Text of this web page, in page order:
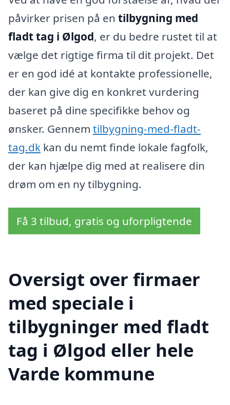
påvirker prisen på en tilbygning med
fladt tag i Ølgod, er du bedre rustet til at
vælge det rigtige firma til dit projekt. Det
er en god idé at kontakte professionelle,
der kan give dig en konkret vurdering
baseret på dine specifikke behov og
ønsker. Gennem tilbygning-med-fladt-
tag.dk kan du nemt finde lokale fagfolk,
der kan hjælpe dig med at realisere din
drøm om en ny tilbygning.
Få 3 tilbud, gratis og uforpligtende
Oversigt over firmaer
med speciale i
tilbygninger med fladt
tag i Ølgod eller hele
Varde kommune